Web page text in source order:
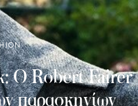
Ο Robert Fairer
παρασκηνίων